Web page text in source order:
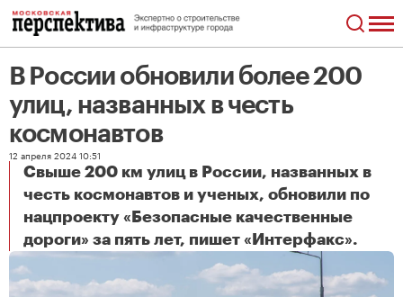
В России обновили более 200
улиц, названных в честь
космонавтов
12 апреля 2024 10:51
Свыше 200 км улиц в России, названных в
честь космонавтов и ученых, обновили по
нацпроекту «Безопасные качественные
дороги» за пять лет, пишет «Интерфакс».